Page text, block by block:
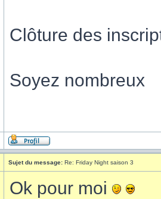
Clôture des
Soyez nombreux
Sujet du message: Re: Friday Night saison 3
Ok pour moi